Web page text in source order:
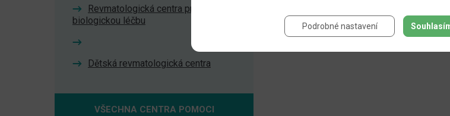
Revmatologická centra pro
biologickou léčbu
Dětská revmatologická centra
VŠECHNA CENTRA POMOCI
Podrobné nastavení